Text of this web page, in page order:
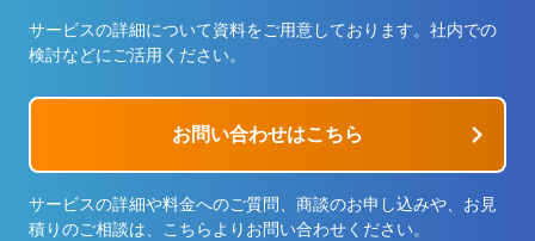
サービスの詳細について資料をご用意しております。社内での
検討などにご活用ください。
お問い合わせはこちら
サービスの詳細や料金へのご質問、商談のお申し込みや、お見
積りのご相談は、こちらよりお問い合わせください。